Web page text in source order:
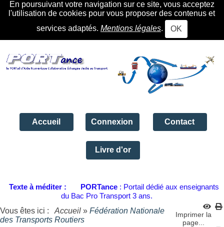
En poursuivant votre navigation sur ce site, vous acceptez
l'utilisation de cookies pour vous proposer des contenus et
services adaptés. Mentions légales. OK
Accueil Connexion Contact
Livre d'or
Texte à méditer : PORTance : Portail dédié aux enseignants
du Bac Pro Transport 3 ans.
Vous êtes ici :
Accueil » Fédération Nationale
des Transports Routiers
Imprimer la
page...